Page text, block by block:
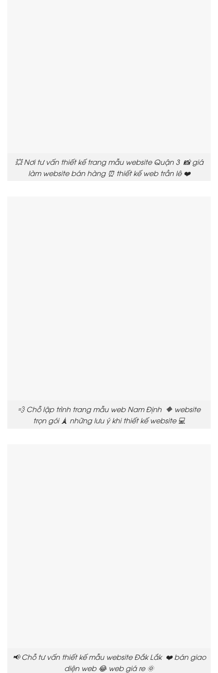
💥 Nơi tư vấn thiết kế trang mẫu website Quận 3 📸 giá
làm website bán hàng ⏰ thiết kế web trần lê ❤️
💨 Chỗ lập trình trang mẫu web Nam Định 🔶 website
trọn gói 🗼 những lưu ý khi thiết kế website 💻
📢 Chỗ tư vấn thiết kế mẫu website Đắk Lắk ❤️ bán giao
diện web 😂 web giá re 🌞